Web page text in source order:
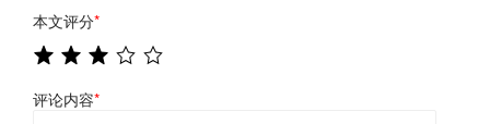
本文评分*
评论内容*